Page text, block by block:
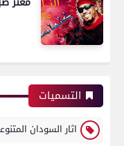
التسميات
اثار السودان